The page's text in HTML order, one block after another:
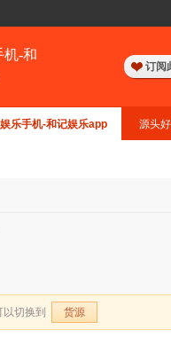
机-和
订阅
乐手机-和记娱乐app 源头
切换到 货源